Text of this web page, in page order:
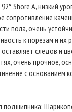
Shore A, низкий
сопротивление
пола, очень
к порезам и их
следов и
очень прочное,
с основанием
подшипникa: